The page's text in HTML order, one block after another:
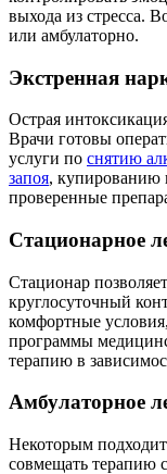
выхода из стресса.
или амбулаторно.
Экстренная
Острая
Врачи готовы
услуги по снятию
запоя, купированию
проверенные
Стационарное
Стационар
круглосуточный
комфортные
программы
терапию в
Амбулаторное
Некоторым
совмещать терапию